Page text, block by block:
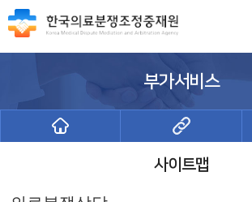
부가서비스
사이트맵